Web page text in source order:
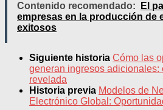
Contenido recomendado:
El
empresas en la producción de
exitosos
Siguiente historia Cómo las
generan ingresos adicionales:
revelada
Historia previa Modelos de
Electrónico Global: